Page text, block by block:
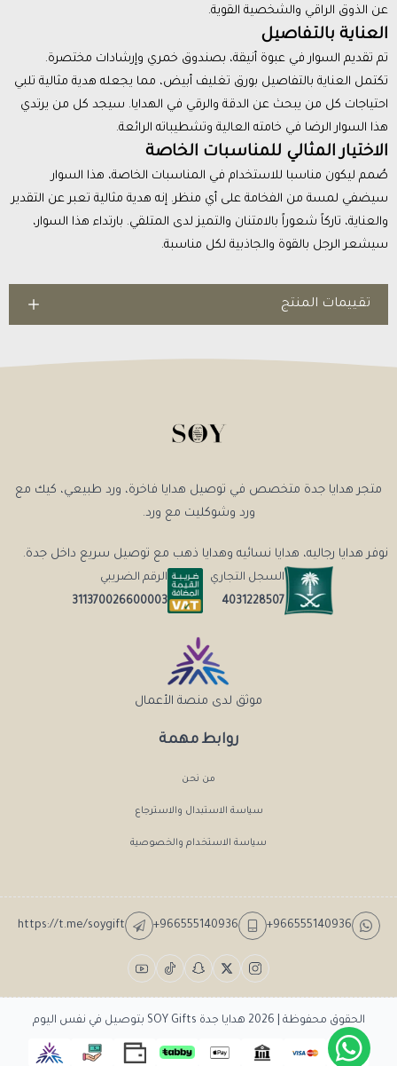
عن الذوق الراقي والشخصية القوية.
العناية بالتفاصيل
تم تقديم السوار في عبوة أنيقة، بصندوق خمري وإرشادات مختصرة.
تكتمل العناية بالتفاصيل بورق تغليف أبيض، مما يجعله هدية مثالية تلبي
احتياجات كل من يبحث عن الدقة والرقي في الهدايا. سيجد كل من يرتدي
هذا السوار الرضا في خامته العالية وتشطيباته الرائعة.
الاختيار المثالي للمناسبات الخاصة
صُمم ليكون مناسبا للاستخدام في المناسبات الخاصة، هذا السوار
سيضفي لمسة من الفخامة على أي منظر. إنه هدية مثالية تعبر عن التقدير
والعناية، تاركاً شعوراً بالامتنان والتميز لدى المتلقي. بارتداء هذا السوار،
سيشعر الرجل بالقوة والجاذبية لكل مناسبة.
تقييمات المنتج
روابط مهمة
من نحن
سياسة الاستبدال والاسترجاع
سياسة الاستخدام والخصوصية
متجر هدايا جدة متخصص في توصيل هدايا فاخرة، ورد طبيعي، كيك مع
ورد وشوكليت مع ورد.
نوفر هدايا رجاليه، هدايا نسائيه وهدايا ذهب مع توصيل سريع داخل جدة.
السجل التجاري
4031228507
الرقم الضريبي
311370026600003
موثق لدى منصة الأعمال
+966555140936
+966555140936
https://t.me/soygift
الحقوق محفوظة | 2026 هدايا جدة SOY Gifts بتوصيل في نفس اليوم